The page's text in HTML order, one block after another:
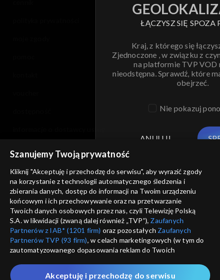
ŁĄCZYSZ SIĘ SPOZA
Kraj, z którego się
Zjednoczone , w związku z
na platformie TVP VOD
nieodstępna. Sprawdź, które
obejrzeć.
Nie pokazuj
ANULUJ
Szanujemy Twoją prywatność
Kliknij "Akceptuję i przechodzę do serwisu", aby wyrazić zgody
na korzystanie z technologii automatycznego śledzenia i
zbierania danych, dostęp do informacji na Twoim urządzeniu
końcowym i ich przechowywanie oraz na przetwarzanie
Twoich danych osobowych przez nas, czyli Telewizję Polską
S.A. w likwidacji (zwaną dalej również „TVP”), Zaufanych
Partnerów z IAB* (1201 firm) oraz pozostałych Zaufanych
Partnerów TVP (93 firm), w celach marketingowych (w tym do
zautomatyzowanego dopasowania reklam do Twoich
które wskazujemy poniżej, a także zgody na udostępnianie
Akceptuję i przechodzę do serwisu